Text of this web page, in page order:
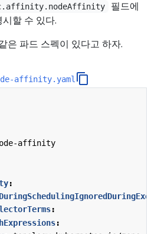
필드에
할 수 있다.
은 파드 스펙이 있다고 하자.
affinity.yaml
affinity
:
:
: